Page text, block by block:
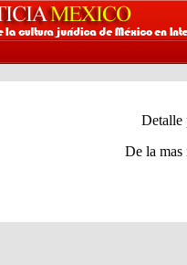
Detalle
De la mas